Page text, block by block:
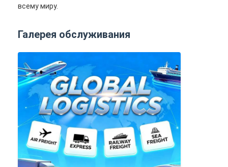
всему миру.
Галерея обслуживания